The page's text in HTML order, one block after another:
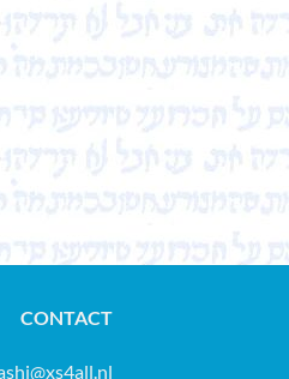
CONTACT